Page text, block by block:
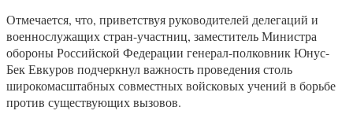
Отмечается, что, приветствуя руководителей делегаций и
военнослужащих стран-участниц, заместитель Министра
обороны Российской Федерации генерал-полковник Юнус-
Бек Евкуров подчеркнул важность проведения столь
широкомасштабных совместных войсковых учений в борьбе
против существующих вызовов.